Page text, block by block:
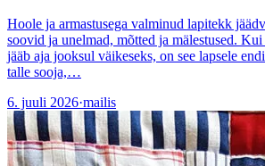
Hoole ja armastusega valminud lapitekk
soovid ja unelmad, mõtted ja mälestused.
jääb aja jooksul väikeseks, on see lapsele
talle sooja,…
6. juuli 2026·mailis